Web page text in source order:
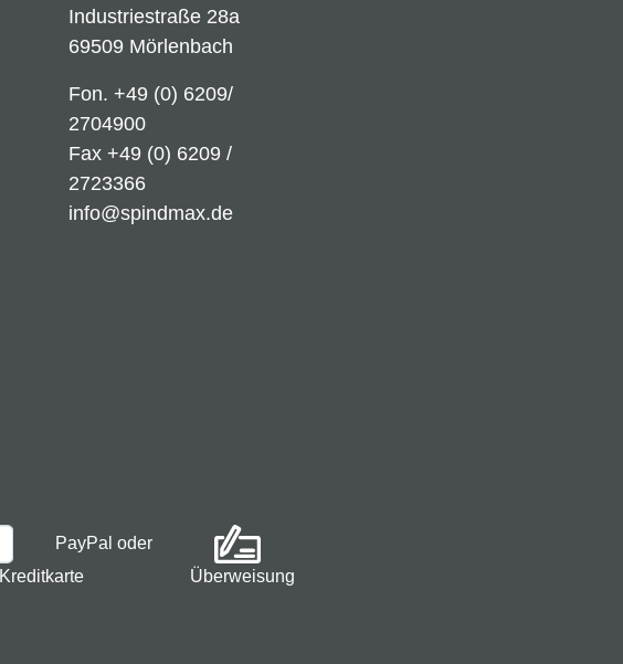
Industriestraße 28a
69509 Mörlenbach
Fon. +49 (0) 6209/
2704900
Fax +49 (0) 6209 /
2723366
info@spindmax.de
PayPal oder
Kreditkarte
Überweisung